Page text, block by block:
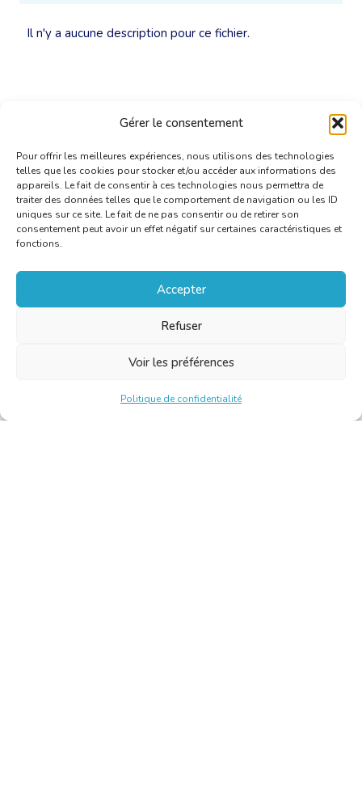
Gérer le consentement
Pour offrir les meilleures expériences, nous utilisons des technologies
telles que les cookies pour stocker et/ou accéder aux informations des
appareils. Le fait de consentir à ces technologies nous permettra de
traiter des données telles que le comportement de navigation ou les ID
uniques sur ce site. Le fait de ne pas consentir ou de retirer son
consentement peut avoir un effet négatif sur certaines caractéristiques et
fonctions.
Accepter
Refuser
Voir les préférences
Politique de confidentialité
Il n'y a aucune description pour ce fichier.